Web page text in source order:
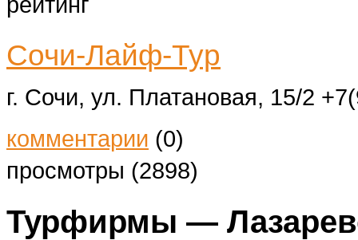
Сочи-Лайф-Тур
г. Сочи, ул. Платановая, 15/2
комментарии (0)
просмотры (2898)
Турфирмы —